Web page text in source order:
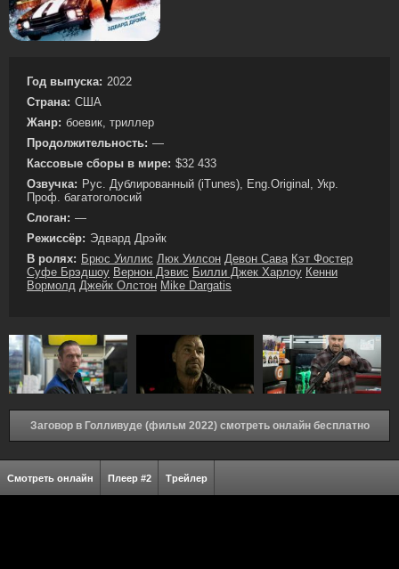
Год выпуска: 2022
Страна: США
Жанр: боевик, триллер
Продолжительность: —
Кассовые сборы в мире: $32 433
Озвучка: Рус. Дублированный (iTunes), Eng.Original, Укр.
Проф. багатоголосий
Слоган: —
Режиссёр: Эдвард Дрэйк
В ролях: Брюс Уиллис Люк Уилсон Девон Сава Кэт Фостер
Суфе Брэдшоу Вернон Дэвис Билли Джек Харлоу Кенни
Вормолд Джейк Олстон Mike Dargatis
Заговор в Голливуде (фильм 2022) смотреть онлайн бесплатно
Смотреть онлайн Плеер #2 Трейлер